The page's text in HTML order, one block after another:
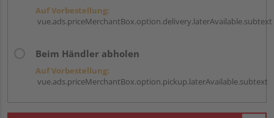
Auf Vorbestellung:
vue.ads.priceMerchantBox.option.delivery.laterAvailable.subtext
Beim Händler abholen
Auf Vorbestellung:
vue.ads.priceMerchantBox.option.pickup.laterAvailable.subtext